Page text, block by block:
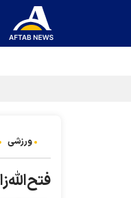
ورزشی